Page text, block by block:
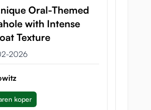
aanpast
glijbeweging gecombineerd
stevige, zelfverzekerde grip
gripbeleving
van soepel maar veerkrachtig
Oral-Themed
with Intense
Texture
2026
2026
koper